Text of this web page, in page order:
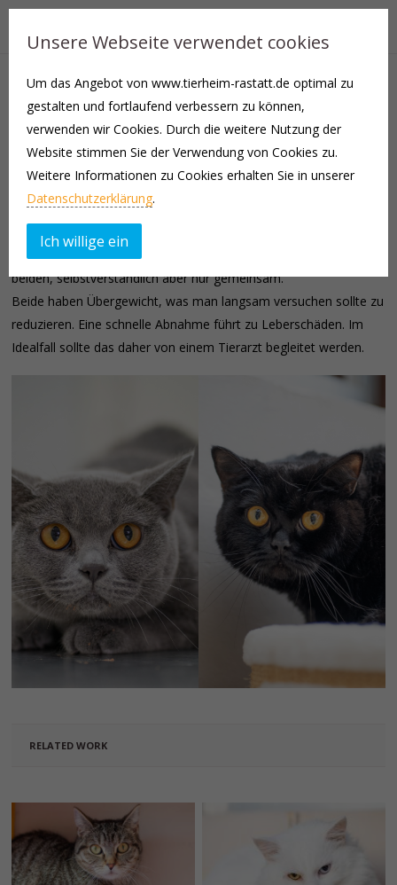
Amy und Mia lebten gemeinsam wohlbehütet, bis sie schweren
Herzens bei uns abgegeben werden mussten.
Sie sind es gewohnt in reiner Wohnungshaltung zu leben.
Die beiden sind leider gar nicht glücklich bei uns. Egal, ob
Einzelzimmer oder in der Gruppe, sie verstecken sich und gehen
kaum an ihr Futter, sodass wir sie sogar zufüttern müssen.
Daher suchen wir schnellstmöglich ein neues Zuhause für die
beiden, selbstverständlich aber nur gemeinsam.
Beide haben Übergewicht, was man langsam versuchen sollte zu
reduzieren. Eine schnelle Abnahme führt zu Leberschäden. Im
Idealfall sollte das daher von einem Tierarzt begleitet werden.
RELATED WORK
Unsere Webseite verwendet cookies
Um das Angebot von www.tierheim-rastatt.de optimal zu
gestalten und fortlaufend verbessern zu können,
verwenden wir Cookies. Durch die weitere Nutzung der
Website stimmen Sie der Verwendung von Cookies zu.
Weitere Informationen zu Cookies erhalten Sie in unserer
Datenschutzerklärung.
Ich willige ein